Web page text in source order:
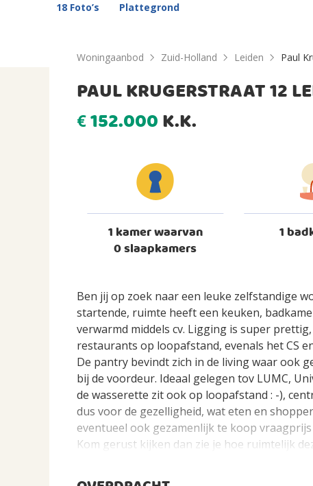
18 Foto’s Plattegrond
Woningaanbod Zuid-Holland Leiden Paul
PAUL KRUGERSTRAAT 12
€152.000K.K.
1 kamer waarvan
0 slaapkamers
1
Ben jij op zoek naar een leuke zelfstandige
startende, ruimte heeft een keuken,
verwarmd middels cv. Ligging is super
restaurants op loopafstand, evenals het CS
De pantry bevindt zich in de living waar ook
bij de voordeur. Ideaal gelegen tov LUMC,
de wasserette zit ook op loopafstand : -),
dus voor de gezelligheid, wat eten en
eventueel ook gezamenlijk te koop
Kom gerust kijken dan zie je hoe ruimtelijk